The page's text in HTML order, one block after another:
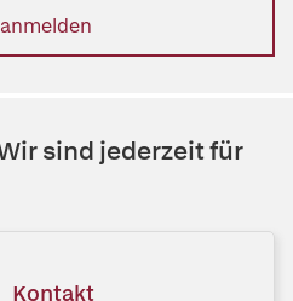
sind jederzeit für
Kontakt